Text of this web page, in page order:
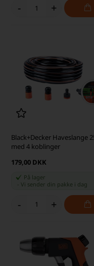
- +
Black+Decker Haveslange
med 4 koblinger
179,00 DKK
På lager
-Vi sender din pakke i dag
- +